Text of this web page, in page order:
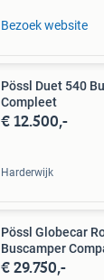
Bezoek website
Pössl Duet 540
Compleet
€ 12.500,-
Harderwijk
Pössl Globecar
Buscamper
€ 29.750,-